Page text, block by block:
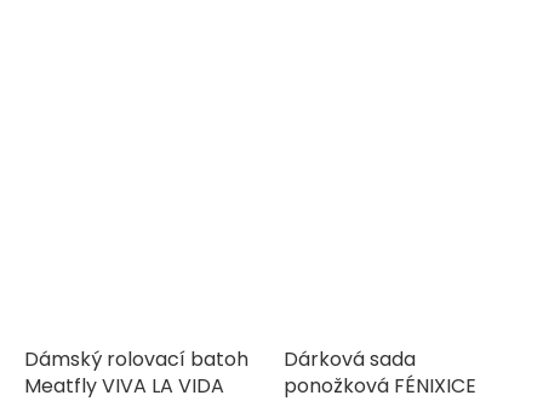
Dámský rolovací batoh
Meatfly VIVA LA VIDA
Dárková sada
ponožková FÉNIXICE